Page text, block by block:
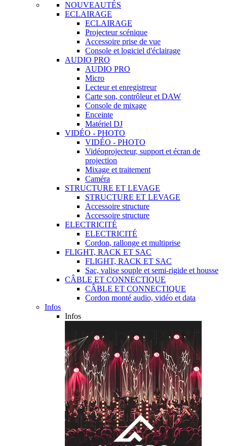
NOUVEAUTÉS
ECLAIRAGE
ECLAIRAGE
Projecteur scénique
Accessoire prise de vue
Console et logiciel d'éclairage
AUDIO PRO
AUDIO PRO
Micro
Lecteur et enregistreur
Carte son, contrôleur et DAW
Console de mixage
Enceinte
Matériel DJ
VIDÉO - PHOTO
VIDÉO - PHOTO
Vidéoprojecteur, support et écran de
projection
Mixage et traitement
Caméra
STRUCTURE ET LEVAGE
STRUCTURE ET LEVAGE
Accessoire structure
Accessoire structure
ELECTRICITÉ
ELECTRICITÉ
Cordon, rallonge et multiprise
FLIGHT, RACK ET SAC
FLIGHT, RACK ET SAC
Sac, valise souple et semi-rigide et housse
CÂBLE ET CONNECTIQUE
CÂBLE ET CONNECTIQUE
Cordon monté audio, vidéo et data
Infos
Infos